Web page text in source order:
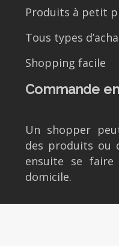
Produits à petit
Tous types
Shopping facile
Commande
Un shopper
des produits ou
ensuite se
domicile.